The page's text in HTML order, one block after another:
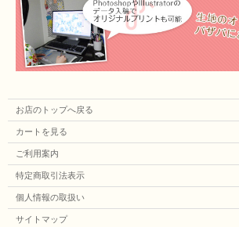
お店のトップへ戻る
カートを見る
ご利用案内
特定商取引法表示
個人情報の取扱い
サイトマップ